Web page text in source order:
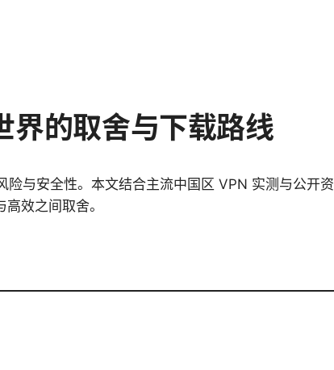
的取舍与下载路线
与安全性。本文结合主流中国区 VPN 实测与公开资
效之间取舍。